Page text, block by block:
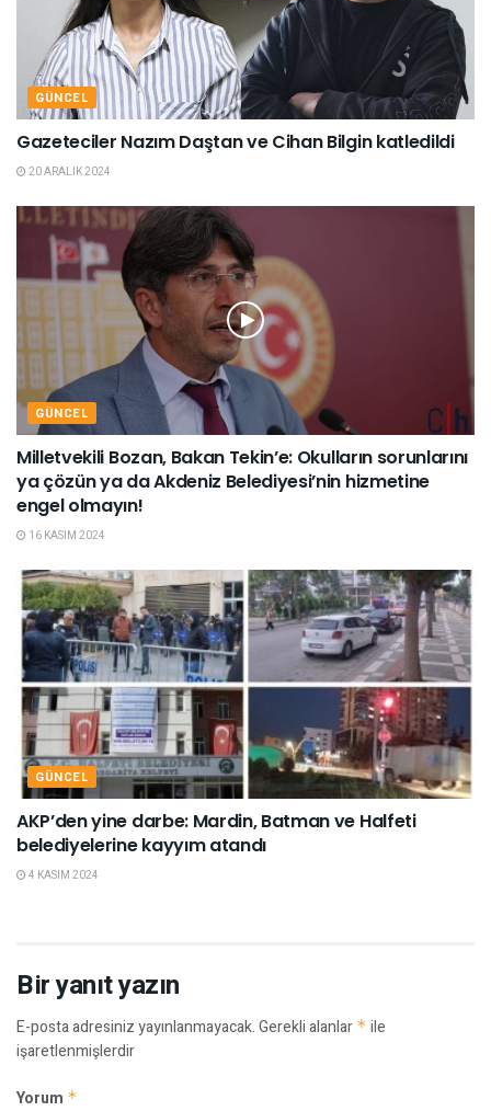
GÜNCEL
Gazeteciler Nazım Daştan ve Cihan Bilgin katledildi
20 ARALIK 2024
GÜNCEL
Milletvekili Bozan, Bakan Tekin’e: Okulların sorunlarını
ya çözün ya da Akdeniz Belediyesi’nin hizmetine
engel olmayın!
16 KASIM 2024
GÜNCEL
AKP’den yine darbe: Mardin, Batman ve Halfeti
belediyelerine kayyım atandı
4 KASIM 2024
Bir yanıt yazın
E-posta adresiniz yayınlanmayacak.Gerekli alanlar * ile
işaretlenmişlerdir
Yorum *